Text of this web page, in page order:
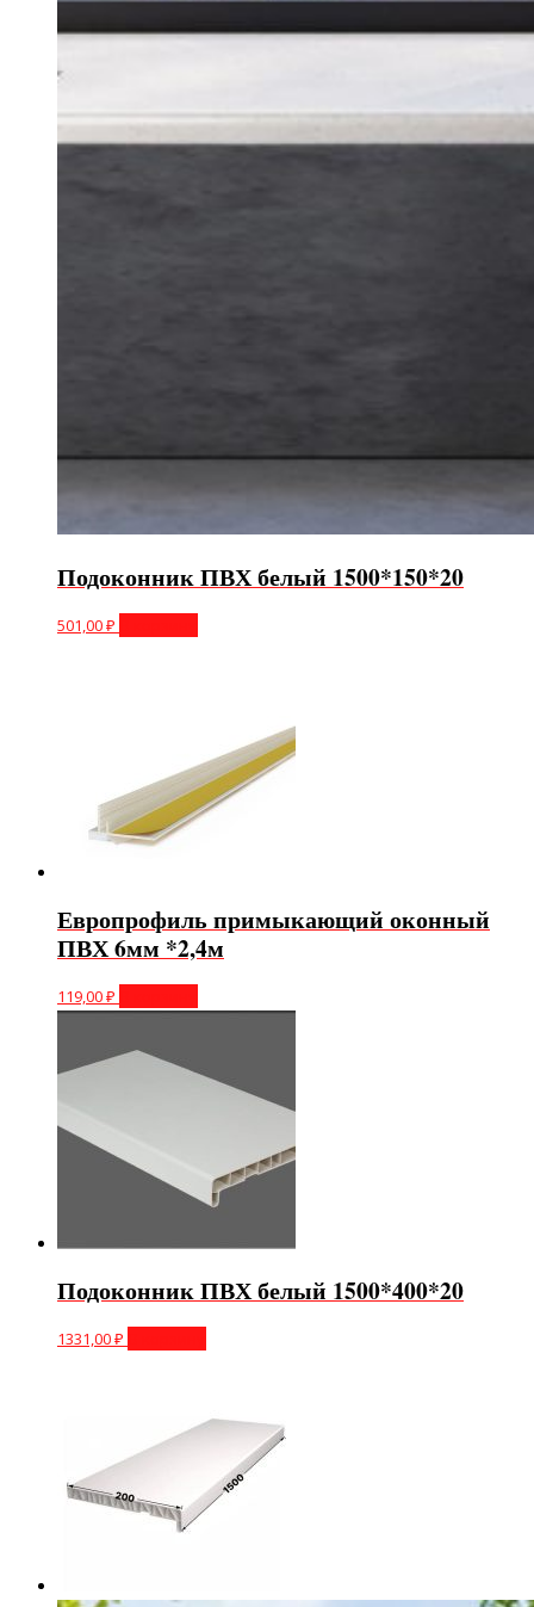
Подоконник ПВХ белый 1500*150*20
501,00₽
Европрофиль примыкающий оконный
ПВХ 6мм *2,4м
119,00₽
Подоконник ПВХ белый 1500*400*20
1331,00₽